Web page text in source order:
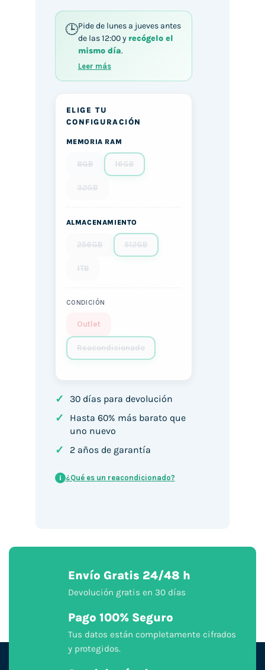
Pide de lunes a jueves antes
de las 12:00 y recógelo el
mismo día.
Leer más
ELIGE TU
CONFIGURACIÓN
MEMORIA RAM
8GB 16GB
32GB
ALMACENAMIENTO
256GB 512GB
1TB
CONDICIÓN
Outlet
Reacondicionado
✓ 30 días para devolución
✓
Hasta 60% más barato que
uno nuevo
✓ 2 años de garantía
i ¿Qué es un reacondicionado?
Envío Gratis 24/48 h
Devolución gratis en 30 días
Pago 100% Seguro
Tus datos están completamente cifrados
y protegidos.